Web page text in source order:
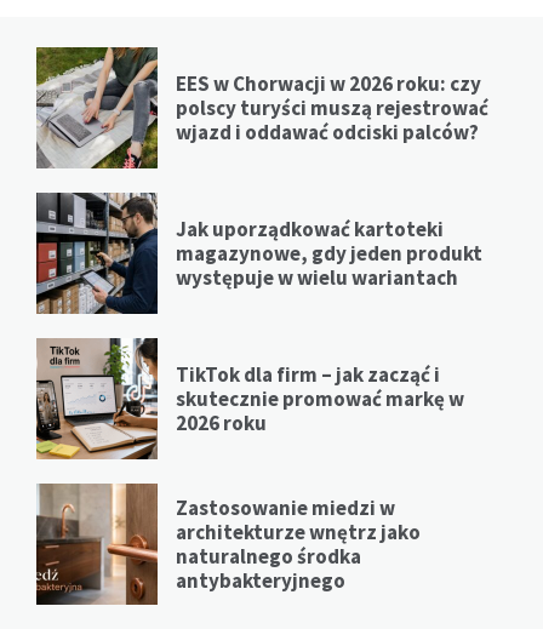
EES w Chorwacji w 2026 roku: czy
polscy turyści muszą rejestrować
wjazd i oddawać odciski palców?
Jak uporządkować kartoteki
magazynowe, gdy jeden produkt
występuje w wielu wariantach
TikTok dla firm – jak zacząć i
skutecznie promować markę w
2026 roku
Zastosowanie miedzi w
architekturze wnętrz jako
naturalnego środka
antybakteryjnego